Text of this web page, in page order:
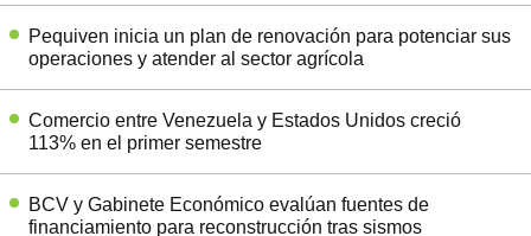
Pequiven inicia un plan de renovación para potenciar sus
operaciones y atender al sector agrícola
Comercio entre Venezuela y Estados Unidos creció
113% en el primer semestre
BCV y Gabinete Económico evalúan fuentes de
financiamiento para reconstrucción tras sismos